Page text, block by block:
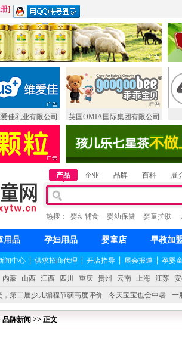
]
佳乳业有限公司 英国OMIA国际集团有限公司
产品 企业 品牌 百科 展
热搜： 婴幼辅食 婴幼保健 婴童护肤
用品 孕妇用品 婴童店 早教加
闻中心 ┆ 供求招商代理 ┆ 开店指导 ┆ 展会报道 ┆ 孕婴
内蒙 山西 江西 四川 重庆 贵州 云南 上海 江苏
第二届少儿编程节获高度评价 冬天宝宝也会中暑 一
,毕竟母婴产品比较特殊。”
妇幼广场 免租了！
品牌新闻 >> 正文